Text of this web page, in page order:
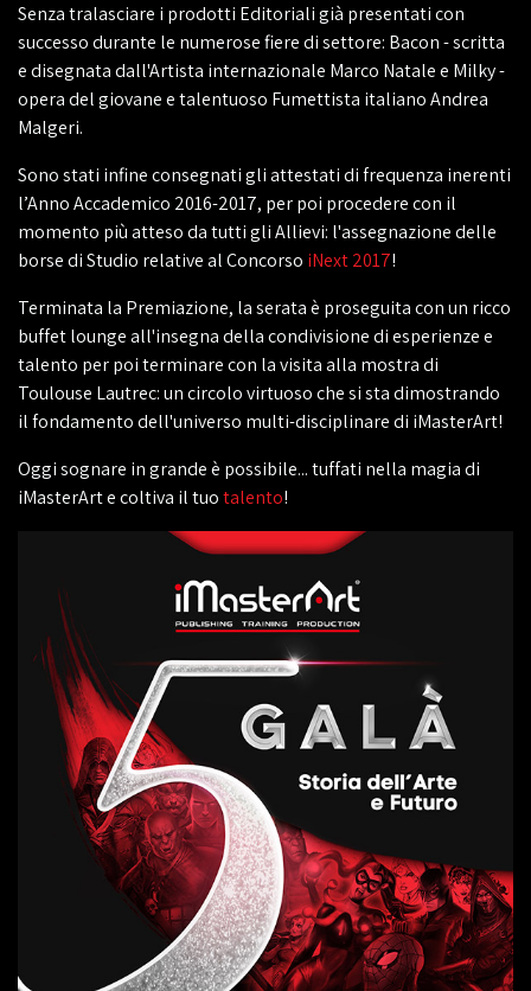
Senza tralasciare i prodotti Editoriali già presentati con
successo durante le numerose fiere di settore: Bacon - scritta
e disegnata dall'Artista internazionale Marco Natale e Milky -
opera del giovane e talentuoso Fumettista italiano Andrea
Malgeri.
Sono stati infine consegnati gli attestati di frequenza inerenti
l’Anno Accademico 2016-2017, per poi procedere con il
momento più atteso da tutti gli Allievi: l'assegnazione delle
borse di Studio relative al Concorso iNext 2017!
Terminata la Premiazione, la serata è proseguita con un ricco
buffet lounge all'insegna della condivisione di esperienze e
talento per poi terminare con la visita alla mostra di
Toulouse Lautrec: un circolo virtuoso che si sta dimostrando
il fondamento dell'universo multi-disciplinare di iMasterArt!
Oggi sognare in grande è possibile... tuffati nella magia di
iMasterArt e coltiva il tuotalento!